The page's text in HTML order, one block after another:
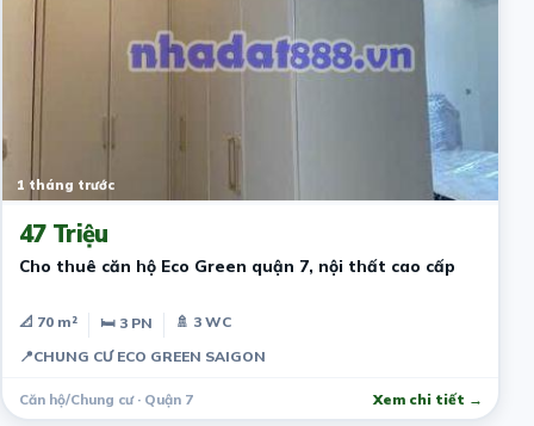
1 tháng trước
47 Triệu
Cho thuê căn hộ Eco Green quận 7, nội thất cao cấp
📐 70 m² 🛏 3 PN
🚿 3 WC
📍CHUNG CƯ ECO GREEN SAIGON
Căn hộ/Chung cư · Quận 7 Xem chi tiết →